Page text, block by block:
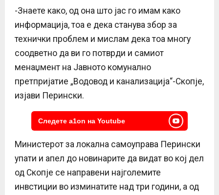
-Знаете како, од она што јас го имам како
информација, тоа е дека станува збор за
технички проблем и мислам дека тоа многу
соодветно да ви го потврди и самиот
менаџмент на Јавното комунално
претпријатие „Водовод и канализација“-Скопје,
изјави Перински.
Следете a1on на Youtube
Министерот за локална самоуправа Перински
упати и апел до новинарите да видат во кој дел
од Скопје се направени најголемите
инвстиции во изминатите над три години, а од